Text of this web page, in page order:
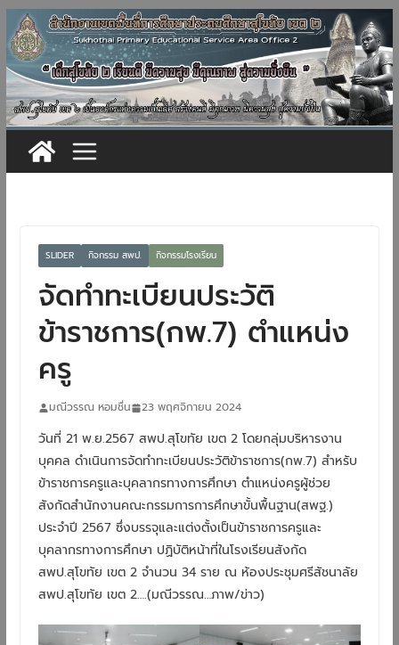
Skip
to
content
SLIDER กิจกรรม สพป. กิจกรรมโรงเรียน
จัดทำทะเบียนประวัติ
ข้าราชการ(กพ.7) ตำแหน่ง
ครู
มณีวรรณ หอมชื่น 23 พฤศจิกายน 2024
วันที่ 21 พ.ย.2567 สพป.สุโขทัย เขต 2 โดยกลุ่มบริหารงาน
บุคคล ดำเนินการจัดทำทะเบียนประวัติข้าราชการ(กพ.7) สำหรับ
ข้าราชการครูและบุคลากรทางการศึกษา ตำแหน่งครูผู้ช่วย
สังกัดสำนักงานคณะกรรมการการศึกษาขั้นพื้นฐาน(สพฐ.)
ประจำปี 2567 ซึ่งบรรจุและแต่งตั้งเป็นข้าราชการครูและ
บุคลากรทางการศึกษา ปฏิบัติหน้าที่ในโรงเรียนสังกัด
สพป.สุโขทัย เขต 2 จำนวน 34 ราย ณ ห้องประชุมศรีสัชนาลัย
สพป.สุโขทัย เขต 2….(มณีวรรณ…ภาพ/ข่าว)